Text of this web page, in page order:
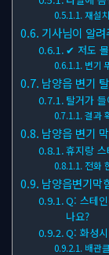
재설
기사님이 알
✔ 저도
변기
남양읍 변기
탈거가
결과
남양읍 변기
휴지랑
전화
남양읍변기막
Q: 스테
나요?
Q: 화성
배관